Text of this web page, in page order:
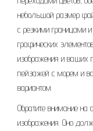
небольшой размер
с резкими границами
графических
изображения и ваших
пейзажей с морем и
вариантом.
Обратите внимание на
изображения. Оно